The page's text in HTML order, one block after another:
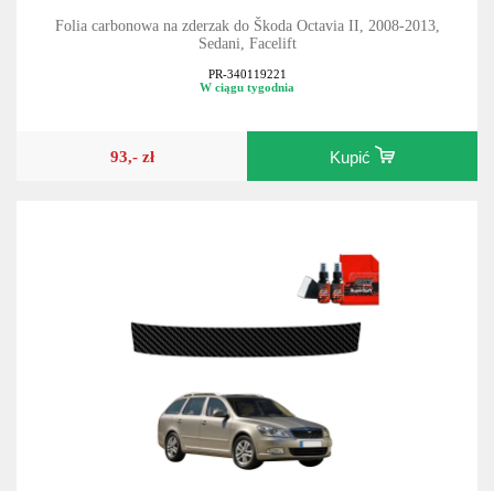
Folia carbonowa na zderzak do Škoda Octavia II, 2008-2013,
Sedani, Facelift
PR-340119221
W ciągu tygodnia
93,- zł Kupić